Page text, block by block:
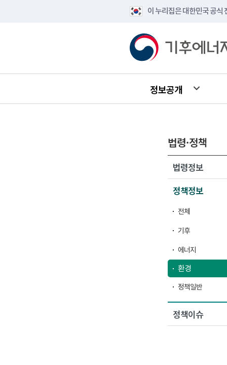
이 누리집은 대한민국 공식
정보공개
법령·정책
법령정보
정책정보
전체
기후
에너지
환경
정책일반
정책이슈